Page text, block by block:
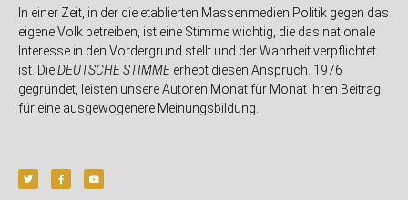
In einer Zeit, in der die etablierten Massenmedien Politik gegen das
eigene Volk betreiben, ist eine Stimme wichtig, die das nationale
Interesse in den Vordergrund stellt und der Wahrheit verpflichtet
ist. DieDEUTSCHE STIMMEerhebt diesen Anspruch. 1976
gegründet, leisten unsere Autoren Monat für Monat ihren Beitrag
für eine ausgewogenere Meinungsbildung.